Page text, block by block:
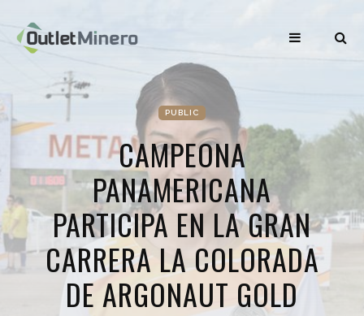
PUBLIC
CAMPEONA
PANAMERICANA
PARTICIPA EN LA GRAN
CARRERA LA COLORADA
DE ARGONAUT GOLD